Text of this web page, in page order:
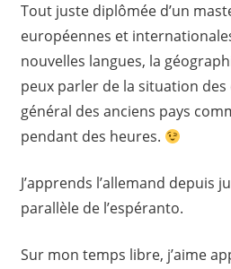
Tout juste diplômée d’un
européennes et
nouvelles langues, la
peux parler de la situation
général des anciens pays
pendant des heures.
J’apprends l’allemand depuis
parallèle de l’espéranto.
Sur mon temps libre, j’aime